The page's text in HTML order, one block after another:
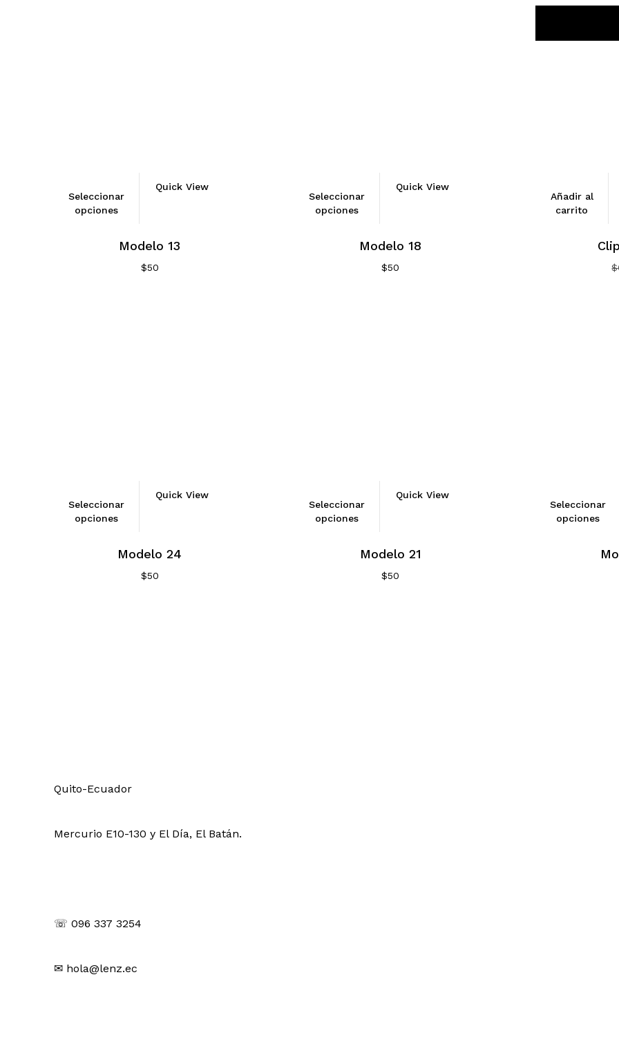
Seleccionar
opciones
Quick View
Modelo 13
$50
Seleccionar
opciones
Quick View
Modelo 18
$50
Añadir al
carrito
$
Seleccionar
opciones
Quick View
Modelo 24
$50
Seleccionar
opciones
Quick View
Modelo 21
$50
Seleccionar
opciones
Quito-Ecuador
Mercurio E10-130 y El Día, El Batán.
☏ 096 337 3254
✉ hola@lenz.ec